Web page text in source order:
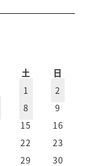
土
日
1
2
8
9
15
16
22
23
29 30